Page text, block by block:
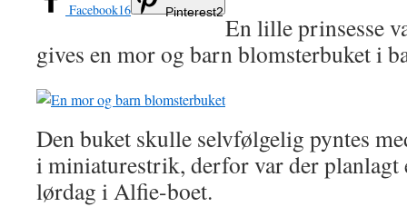
Facebook16 Pinterest2En lille prinsesse
gives en mor og barn blomsterbuket i
Den buket skulle selvfølgelig pyntes
i miniaturestrik, derfor var der planlagt
lørdag i Alfie-boet.